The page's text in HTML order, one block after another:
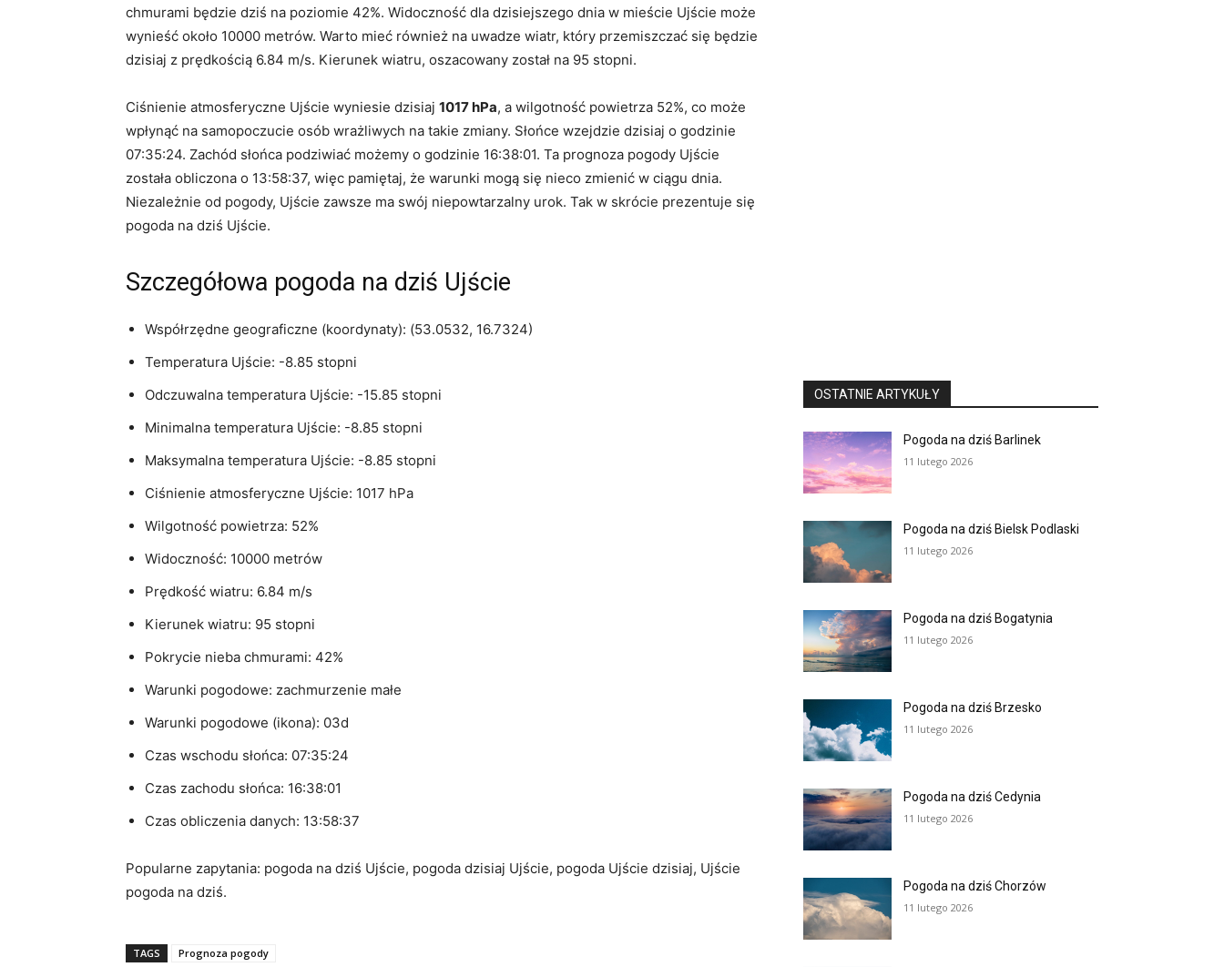
chmurami będzie dziś na poziomie 42%. Widoczność dla dzisiejszego dnia w mieście Ujście może
wynieść około 10000 metrów. Warto mieć również na uwadze wiatr, który przemiszczać się będzie
dzisiaj z prędkością 6.84 m/s. Kierunek wiatru, oszacowany został na 95 stopni.
Ciśnienie atmosferyczne Ujście wyniesie dzisiaj 1017 hPa, a wilgotność powietrza 52%, co może
wpłynąć na samopoczucie osób wrażliwych na takie zmiany. Słońce wzejdzie dzisiaj o godzinie
07:35:24. Zachód słońca podziwiać możemy o godzinie 16:38:01. Ta prognoza pogody Ujście
została obliczona o 13:58:37, więc pamiętaj, że warunki mogą się nieco zmienić w ciągu dnia.
Niezależnie od pogody, Ujście zawsze ma swój niepowtarzalny urok. Tak w skrócie prezentuje się
pogoda na dziś Ujście.
Szczegółowa pogoda na dziś Ujście
Współrzędne geograficzne (koordynaty): (53.0532, 16.7324)
Temperatura Ujście: -8.85 stopni
Odczuwalna temperatura Ujście: -15.85 stopni
Minimalna temperatura Ujście: -8.85 stopni
Maksymalna temperatura Ujście: -8.85 stopni
Ciśnienie atmosferyczne Ujście: 1017 hPa
Wilgotność powietrza: 52%
Widoczność: 10000 metrów
Prędkość wiatru: 6.84 m/s
Kierunek wiatru: 95 stopni
Pokrycie nieba chmurami: 42%
Warunki pogodowe: zachmurzenie małe
Warunki pogodowe (ikona): 03d
Czas wschodu słońca: 07:35:24
Czas zachodu słońca: 16:38:01
Czas obliczenia danych: 13:58:37
Popularne zapytania: pogoda na dziś Ujście, pogoda dzisiaj Ujście, pogoda Ujście dzisiaj, Ujście
pogoda na dziś.
TAGS Prognoza pogody
OSTATNIE ARTYKUŁY
Pogoda na dziś Barlinek
11 lutego 2026
Pogoda na dziś Bielsk Podlaski
11 lutego 2026
Pogoda na dziś Bogatynia
11 lutego 2026
Pogoda na dziś Brzesko
11 lutego 2026
Pogoda na dziś Cedynia
11 lutego 2026
Pogoda na dziś Chorzów
11 lutego 2026